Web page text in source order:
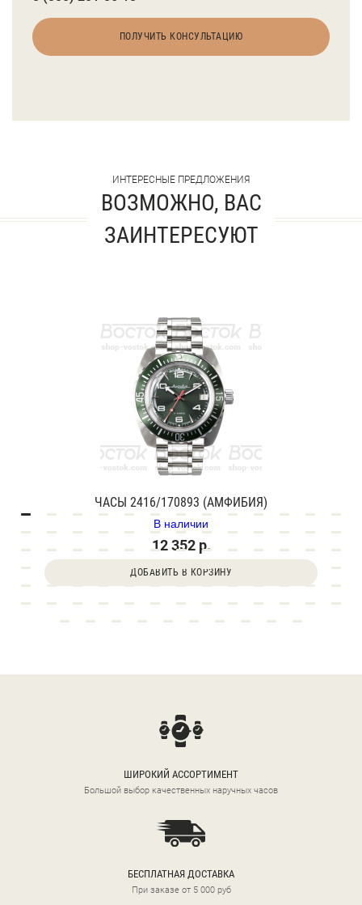
ПОЛУЧИТЬ КОНСУЛЬТАЦИЮ
ИНТЕРЕСНЫЕ ПРЕДЛОЖЕНИЯ
ВОЗМОЖНО, ВАС
ЗАИНТЕРЕСУЮТ
ЧАСЫ 2416/170893 (АМФИБИЯ)
В наличии
12 352 р.
ДОБАВИТЬ В КОРЗИНУ
ШИРОКИЙ АССОРТИМЕНТ
Большой выбор качественных наручных часов
БЕСПЛАТНАЯ ДОСТАВКА
При заказе от 5 000 руб